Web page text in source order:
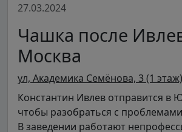
27.03.2024
Чашка после
Москва
ул, Академика Семёнова, 3 (1 этаж)
Константин Ивлев отправится в
чтобы разобраться с
В заведении работают